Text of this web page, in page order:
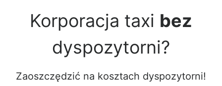
Korporacja taxi bez
dyspozytorni?
Zaoszczędzić na kosztach dyspozytorni!